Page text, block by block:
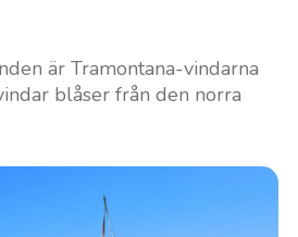
är Tramontana-vindarna
blåser från den norra